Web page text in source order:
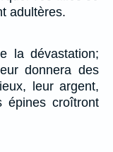
adultères.
la dévastation;
donnera des
leur argent,
croîtront